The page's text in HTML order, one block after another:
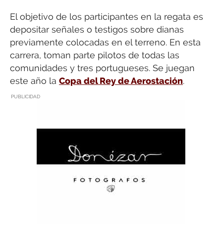
El objetivo de los participantes en la regata es
depositar señales o testigos sobre dianas
previamente colocadas en el terreno. En esta
carrera, toman parte pilotos de todas las
comunidades y tres portugueses. Se juegan
este año la Copa del Rey de Aerostación.
PUBLICIDAD